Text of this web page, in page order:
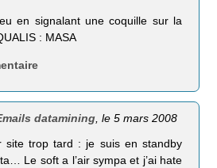
en signalant une coquille sur la
: MASA
datamining , le 5 mars 2008
site trop tard : je suis en standby
Le soft a l’air sympa et j’ai hate